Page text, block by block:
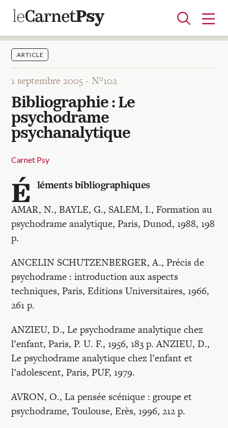
Articles
A la une
Adolescence
Dispositif
Enfance
Périnatalité
Psychanalyse
Psychopathologie
Soin
Dossiers
Auteurs
Blocs-notes
Recherches
Entretiens
Revues
Colloque
Mon panier
Mon compte
ARTICLE
1 septembre 2005 -N°102
Bibliographie : Le
psychodrame
psychanalytique
Carnet Psy
É léments bibliographiques
AMAR, N., BAYLE, G., SALEM, I., Formation au
psychodrame analytique, Paris, Dunod, 1988, 198
p.
ANCELIN SCHUTZENBERGER, A., Précis de
psychodrame : introduction aux aspects
techniques, Paris, Editions Universitaires, 1966,
261 p.
ANZIEU, D., Le psychodrame analytique chez
l’enfant, Paris, P. U. F., 1956, 183 p. ANZIEU, D.,
Le psychodrame analytique chez l’enfant et
l’adolescent, Paris, PUF, 1979.
AVRON, O., La pensée scénique : groupe et
psychodrame, Toulouse, Erès, 1996, 212 p.